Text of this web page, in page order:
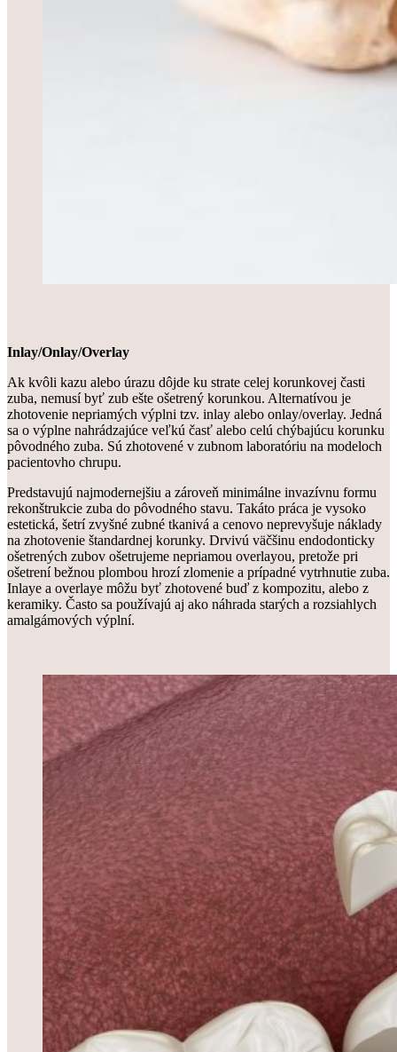
Inlay/Onlay/Overlay
Ak kvôli kazu alebo úrazu dôjde ku strate celej korunkovej časti
zuba, nemusí byť zub ešte ošetrený korunkou. Alternatívou je
zhotovenie nepriamých výplni tzv. inlay alebo onlay/overlay. Jedná
sa o výplne nahrádzajúce veľkú časť alebo celú chýbajúcu korunku
pôvodného zuba. Sú zhotovené v zubnom laboratóriu na modeloch
pacientovho chrupu.
Predstavujú najmodernejšiu a zároveň minimálne invazívnu formu
rekonštrukcie zuba do pôvodného stavu. Takáto práca je vysoko
estetická, šetrí zvyšné zubné tkanivá a cenovo neprevyšuje náklady
na zhotovenie štandardnej korunky. Drvivú väčšinu endodonticky
ošetrených zubov ošetrujeme nepriamou overlayou, pretože pri
ošetrení bežnou plombou hrozí zlomenie a prípadné vytrhnutie zuba.
Inlaye a overlaye môžu byť zhotovené buď z kompozitu, alebo z
keramiky. Často sa používajú aj ako náhrada starých a rozsiahlych
amalgámových výplní.